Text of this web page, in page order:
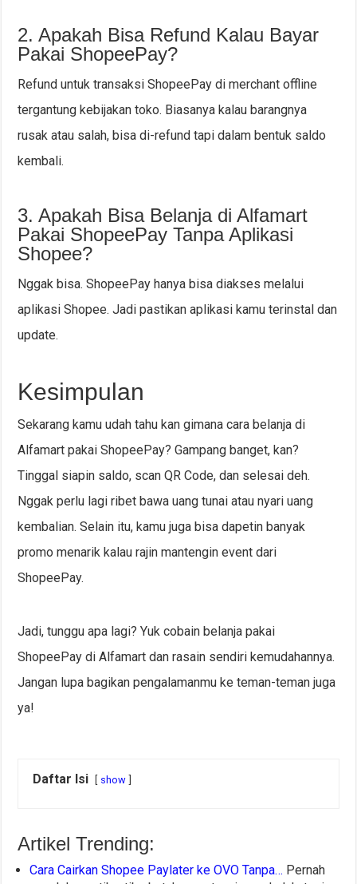
2. Apakah Bisa Refund Kalau Bayar
Pakai ShopeePay?
Refund untuk transaksi ShopeePay di merchant offline
tergantung kebijakan toko. Biasanya kalau barangnya
rusak atau salah, bisa di-refund tapi dalam bentuk saldo
kembali.
3. Apakah Bisa Belanja di Alfamart
Pakai ShopeePay Tanpa Aplikasi
Shopee?
Nggak bisa. ShopeePay hanya bisa diakses melalui
aplikasi Shopee. Jadi pastikan aplikasi kamu terinstal dan
update.
Kesimpulan
Sekarang kamu udah tahu kan gimana cara belanja di
Alfamart pakai ShopeePay? Gampang banget, kan?
Tinggal siapin saldo, scan QR Code, dan selesai deh.
Nggak perlu lagi ribet bawa uang tunai atau nyari uang
kembalian. Selain itu, kamu juga bisa dapetin banyak
promo menarik kalau rajin mantengin event dari
ShopeePay.
Jadi, tunggu apa lagi? Yuk cobain belanja pakai
ShopeePay di Alfamart dan rasain sendiri kemudahannya.
Jangan lupa bagikan pengalamanmu ke teman-teman juga
ya!
Daftar Isi show
Artikel Trending:
Cara Cairkan Shopee Paylater ke OVO Tanpa… Pernah